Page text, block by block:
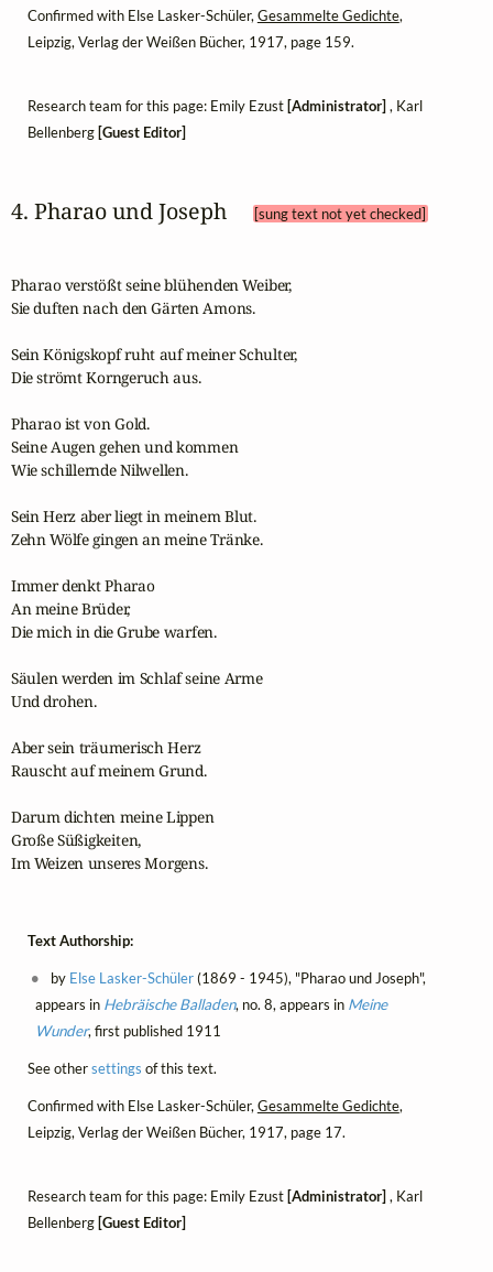
Confirmed with Else Lasker-Schüler, Gesammelte Gedichte,
Leipzig, Verlag der Weißen Bücher, 1917, page 159.
Research team for this page: Emily Ezust [Administrator] , Karl
Bellenberg [Guest Editor]
4. Pharao und Joseph [sung text not yet checked]
Pharao verstößt seine blühenden Weiber,
Sie duften nach den Gärten Amons.
Sein Königskopf ruht auf meiner Schulter,
Die strömt Korngeruch aus.
Pharao ist von Gold.
Seine Augen gehen und kommen
Wie schillernde Nilwellen.
Sein Herz aber liegt in meinem Blut.
Zehn Wölfe gingen an meine Tränke.
Immer denkt Pharao
An meine Brüder,
Die mich in die Grube warfen.
Säulen werden im Schlaf seine Arme
Und drohen.
Aber sein träumerisch Herz
Rauscht auf meinem Grund.
Darum dichten meine Lippen
Große Süßigkeiten,
Im Weizen unseres Morgens.
Text Authorship:
by Else Lasker-Schüler(1869 - 1945), "Pharao und Joseph",
appears in Hebräische Balladen, no. 8, appears in Meine
Wunder, first published 1911
See othersettings of this text.
Confirmed with Else Lasker-Schüler, Gesammelte Gedichte,
Leipzig, Verlag der Weißen Bücher, 1917, page 17.
Research team for this page: Emily Ezust [Administrator] , Karl
Bellenberg [Guest Editor]